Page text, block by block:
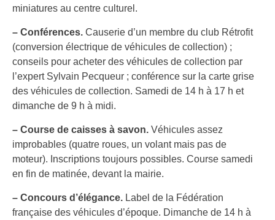
miniatures au centre culturel.
– Conférences. Causerie d’un membre du club Rétrofit
(conversion électrique de véhicules de collection) ;
conseils pour acheter des véhicules de collection par
l’expert Sylvain Pecqueur ; conférence sur la carte grise
des véhicules de collection. Samedi de 14 h à 17 h et
dimanche de 9 h à midi.
– Course de caisses à savon. Véhicules assez
improbables (quatre roues, un volant mais pas de
moteur). Inscriptions toujours possibles. Course samedi
en fin de matinée, devant la mairie.
– Concours d’élégance. Label de la Fédération
française des véhicules d’époque. Dimanche de 14 h à